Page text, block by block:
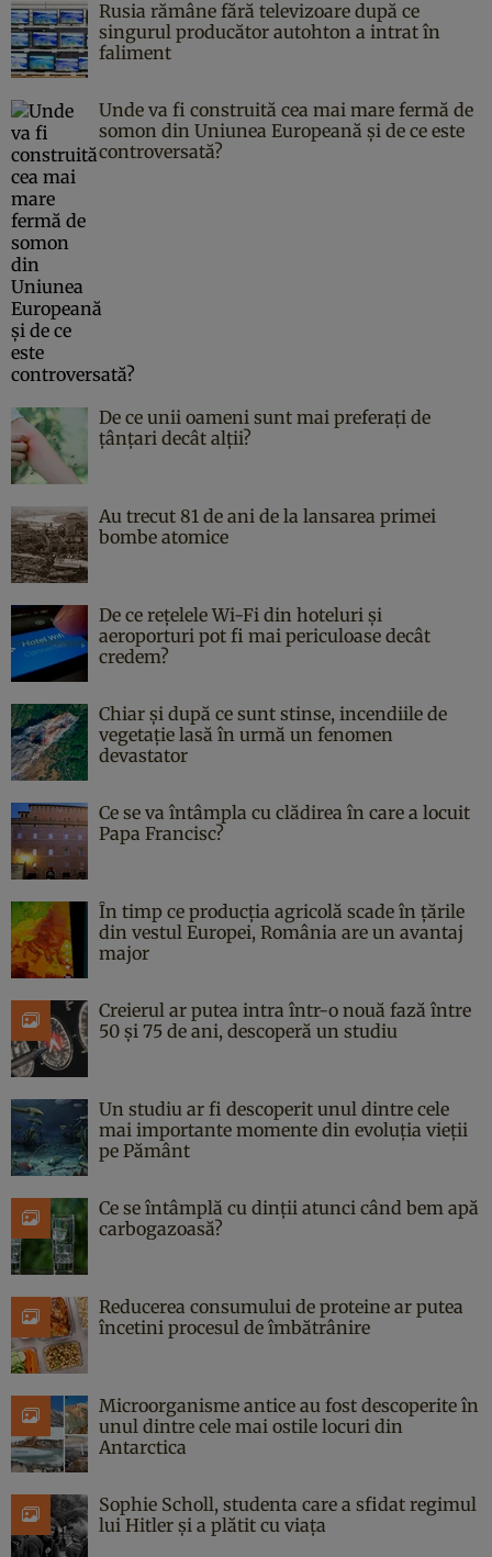
Rusia rămâne fără televizoare după ce
singurul producător autohton a intrat în
faliment
Unde va fi construită cea mai mare fermă de
somon din Uniunea Europeană și de ce este
controversată?
De ce unii oameni sunt mai preferați de
țânțari decât alții?
Au trecut 81 de ani de la lansarea primei
bombe atomice
De ce rețelele Wi-Fi din hoteluri și
aeroporturi pot fi mai periculoase decât
credem?
Chiar și după ce sunt stinse, incendiile de
vegetație lasă în urmă un fenomen
devastator
Ce se va întâmpla cu clădirea în care a locuit
Papa Francisc?
În timp ce producția agricolă scade în țările
din vestul Europei, România are un avantaj
major
Creierul ar putea intra într-o nouă fază între
50 și 75 de ani, descoperă un studiu
Un studiu ar fi descoperit unul dintre cele
mai importante momente din evoluția vieții
pe Pământ
Ce se întâmplă cu dinții atunci când bem apă
carbogazoasă?
Reducerea consumului de proteine ar putea
încetini procesul de îmbătrânire
Microorganisme antice au fost descoperite în
unul dintre cele mai ostile locuri din
Antarctica
Sophie Scholl, studenta care a sfidat regimul
lui Hitler și a plătit cu viața